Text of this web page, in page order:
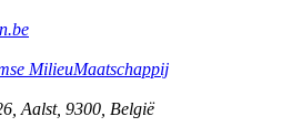
MilieuMaatschappij
Aalst, 9300 België